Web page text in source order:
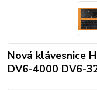
Nová klávesnice
DV6-4000 DV6-